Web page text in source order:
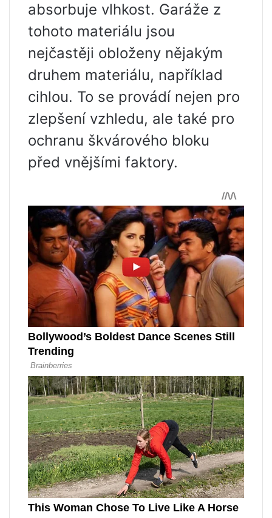
absorbuje vlhkost. Garáže z
tohoto materiálu jsou
nejčastěji obloženy nějakým
druhem materiálu, například
cihlou. To se provádí nejen pro
zlepšení vzhledu, ale také pro
ochranu škvárového bloku
před vnějšími faktory.